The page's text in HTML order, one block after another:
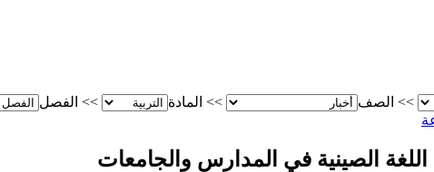
>> الصف >> المادة >> الفصل
الصينية في المدارس والجامعات